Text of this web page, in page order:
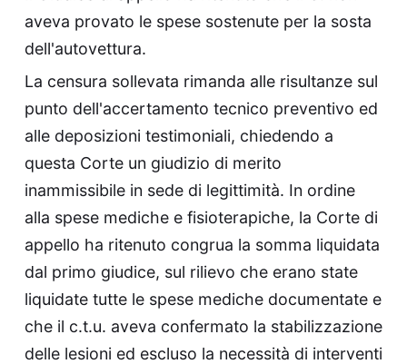
aveva provato le spese sostenute per la sosta
dell'autovettura.
La censura sollevata rimanda alle risultanze sul
punto dell'accertamento tecnico preventivo ed
alle deposizioni testimoniali, chiedendo a
questa Corte un giudizio di merito
inammissibile in sede di legittimità. In ordine
alla spese mediche e fisioterapiche, la Corte di
appello ha ritenuto congrua la somma liquidata
dal primo giudice, sul rilievo che erano state
liquidate tutte le spese mediche documentate e
che il c.t.u. aveva confermato la stabilizzazione
delle lesioni ed escluso la necessità di interventi